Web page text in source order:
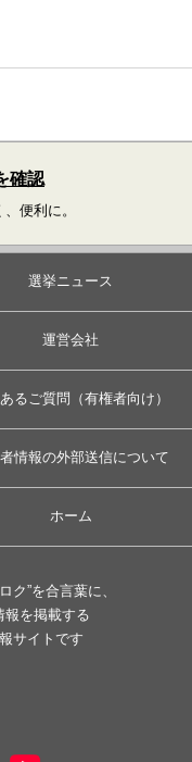
確認
便利に。
選挙ニュース
運営会社
るご質問（有権者向け）
情報の外部送信について
ホーム
ク”を合言葉に、
報を掲載する
サイトです